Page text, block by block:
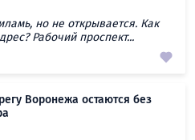
но не открывается. Как
Рабочий проспект...
Воронежа остаются без